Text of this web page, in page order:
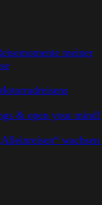
meiner
& open your mind!
wachsen